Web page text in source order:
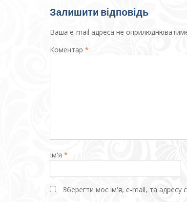
Залишити відповідь
Ваша e-mail адреса не
Коментар *
Ім'я *
Зберегти моє ім'я, e-mail, та адресу